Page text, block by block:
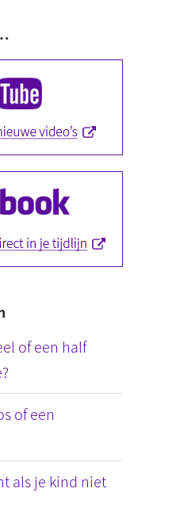
of een half
of een
als je kind niet